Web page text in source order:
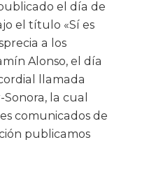
el día de
el título «Sí es
a los
Alonso, el día
llamada
la cual
comunicados de
publicamos